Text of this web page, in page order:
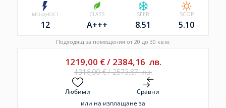
МОЩНОСТ
12
CLASS
A+++
SEER
8.51
SCOP
5.10
Подходящ за помещения от 20 до 30 кв.м.
1219,00 €/ 2384,16 лв.
1316,00€/2573,87лв.
Любими
Сравни
или на изплащане за